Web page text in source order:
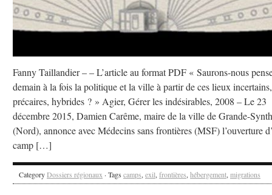
Fanny Taillandier – – L’article au format PDF « Saurons-nous
demain à la fois la politique et la ville à partir de ces lieux incertains,
précaires, hybrides ? » Agier, Gérer les indésirables, 2008 – Le 23
décembre 2015, Damien Carême, maire de la ville de Grande-
(Nord), annonce avec Médecins sans frontières (MSF) l’ouverture
camp […]
CategoryDossiers régionaux · Tags camps, exil, frontières, hébergement, migrations